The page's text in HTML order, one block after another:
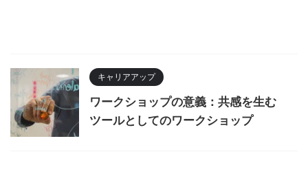
キャリアアップ
ワークショップの意義：共感を生む
ツールとしてのワークショップ